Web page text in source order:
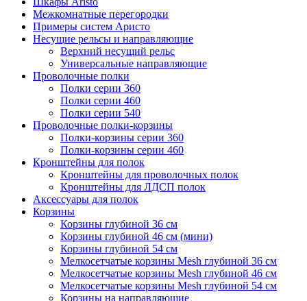
Межкомнатные перегородки
Примеры систем Аристо
Несущие рельсы и направляющие
Верхний несущий рельс
Универсальные направляющие
Проволочные полки
Полки серии 360
Полки серии 460
Полки серии 540
Проволочные полки-корзины
Полки-корзины серии 360
Полки-корзины серии 460
Кронштейны для полок
Кронштейны для проволочных полок
Кронштейны для ЛДСП полок
Аксессуары для полок
Корзины
Корзины глубиной 36 см
Корзины глубиной 46 см (мини)
Корзины глубиной 54 см
Мелкосетчатые корзины Mesh глубиной 36 см
Мелкосетчатые корзины Mesh глубиной 46 см
Мелкосетчатые корзины Mesh глубиной 54 см
Корзины на направляющие